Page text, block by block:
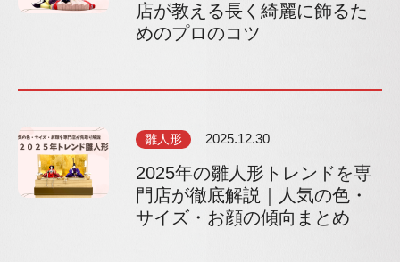
店が教える長く綺麗に飾るた
めのプロのコツ
雛人形 2025.12.30
2025年の雛人形トレンドを専
門店が徹底解説｜人気の色・
サイズ・お顔の傾向まとめ